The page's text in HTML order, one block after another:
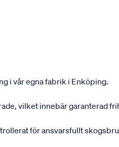
i vår egna fabrik i Enköping.
vilket innebär garanterad
för ansvarsfullt